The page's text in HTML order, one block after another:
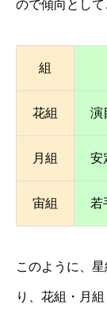
ので傾向として
組
花組 演
月組 安
宙組 若
このように、
り、花組・月